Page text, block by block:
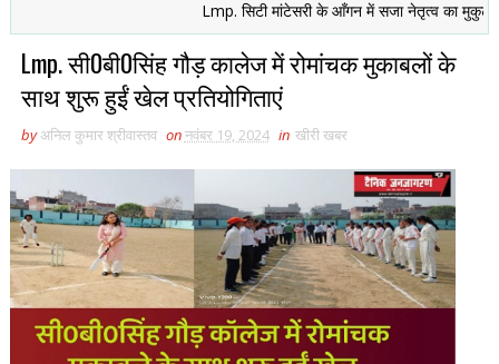
Lmp. सिटी मांटेसरी के आँगन में सजा नेतृत्व का मुकुट, नई
Lmp. सी0बी0सिंह गौड़ कालेज में रोमांचक मुकाबलों के
साथ शुरू हुईं खेल प्रतियोगिताएं
byअनिल कुमार श्रीवास्तव onनवंबर 19, 2024 in खीरी खबर